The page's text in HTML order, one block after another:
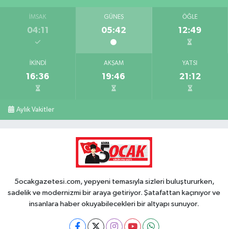
İMSAK
04:11
GÜNEŞ
05:42
ÖĞLE
12:49
İKINDI
16:36
AKŞAM
19:46
YATSI
21:12
Aylık Vakitler
5ocakgazetesi.com, yepyeni temasıyla sizleri buluştururken,
sadelik ve modernizmi bir araya getiriyor. Şatafattan kaçınıyor ve
insanlara haber okuyabilecekleri bir altyapı sunuyor.